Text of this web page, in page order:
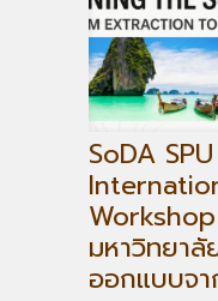
SoDA
มหาวิทยา
ออกแบบจ